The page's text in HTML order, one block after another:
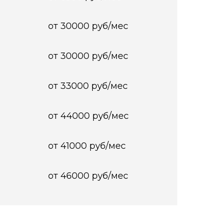
от 30000 руб/мес
от 30000 руб/мес
от 33000 руб/мес
от 44000 руб/мес
от 41000 руб/мес
от 46000 руб/мес